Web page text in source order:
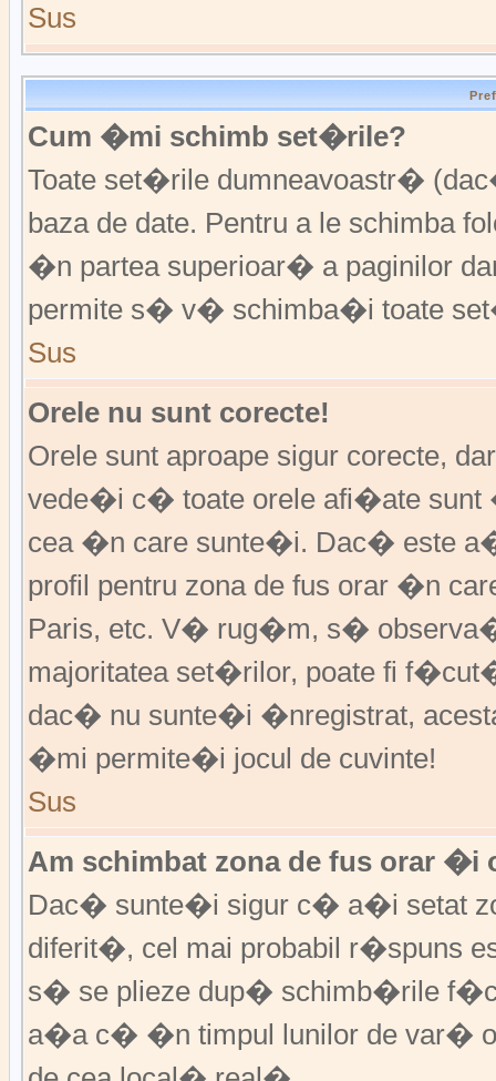
Sus
Cum �mi schimb set�rile?
Toate set�rile dumneavoastr�
baza de date. Pentru a le schimba
�n partea superioar� a paginilor
permite s� v� schimba�i toate
Sus
Orele nu sunt corecte!
Orele sunt aproape sigur corecte,
vede�i c� toate orele afi�ate
cea �n care sunte�i. Dac� este
profil pentru zona de fus orar �n
Paris, etc. V� rug�m, s�
majoritatea set�rilor, poate fi
dac� nu sunte�i �nregistrat,
�mi permite�i jocul de cuvinte!
Sus
Am schimbat zona de fus orar �i
Dac� sunte�i sigur c� a�i setat
diferit�, cel mai probabil r�spuns
s� se plieze dup� schimb�rile
a�a c� �n timpul lunilor de var�